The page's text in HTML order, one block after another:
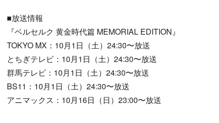
■放送情報
『ベルセルク 黄金時代篇 MEMORIAL EDITION』
TOKYO MX：10月1日（土）24:30〜放送
とちぎテレビ：10月1日（土）24:30〜放送
群馬テレビ：10月1日（土）24:30〜放送
BS11：10月1日（土）24:30〜放送
アニマックス：10月16日（日）23:00〜放送